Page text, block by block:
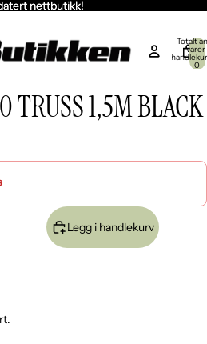
nettbutikk!
nettbutikk!
Totalt
varer
0
TRUSS 1,5M BLACK
Legg i handlekurv